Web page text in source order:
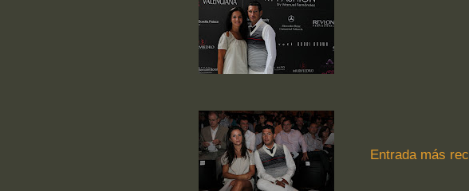
Entrada más